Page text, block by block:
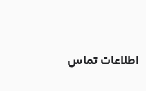
اطلاعات تماس